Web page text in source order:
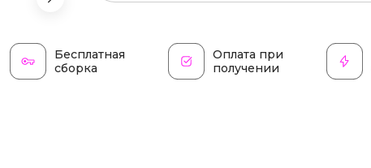
Бесплатная
сборка
Оплата при
получении